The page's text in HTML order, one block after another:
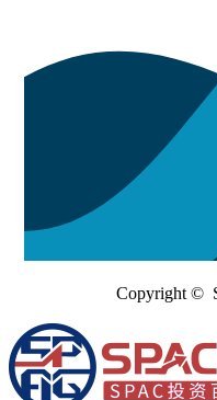
Copyright ©